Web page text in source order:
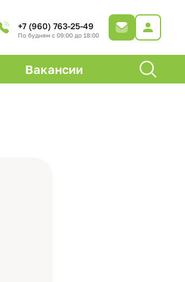
+7 (960) 763-25-49
По будням с 09:00 до 18:00
Вакансии